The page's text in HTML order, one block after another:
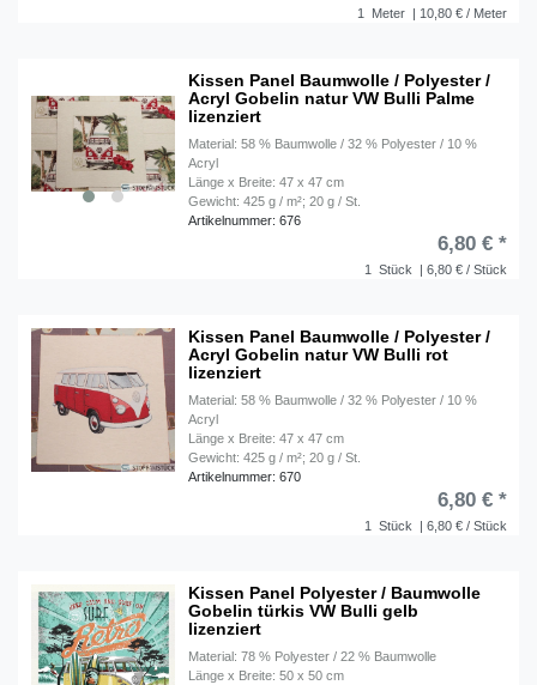
1 Meter | 10,80 € / Meter
Kissen Panel Baumwolle / Polyester /
Acryl Gobelin natur VW Bulli Palme
lizenziert
Material: 58 % Baumwolle / 32 % Polyester / 10 %
Acryl
Länge x Breite: 47 x 47 cm
Gewicht: 425 g / m²; 20 g / St.
Artikelnummer: 676
1 Stück | 6,80 € / Stück
6,80 € *
Kissen Panel Baumwolle / Polyester /
Acryl Gobelin natur VW Bulli rot
lizenziert
Material: 58 % Baumwolle / 32 % Polyester / 10 %
Acryl
Länge x Breite: 47 x 47 cm
Gewicht: 425 g / m²; 20 g / St.
Artikelnummer: 670
1 Stück | 6,80 € / Stück
6,80 € *
Kissen Panel Polyester / Baumwolle
Gobelin türkis VW Bulli gelb
lizenziert
Material: 78 % Polyester / 22 % Baumwolle
Länge x Breite: 50 x 50 cm